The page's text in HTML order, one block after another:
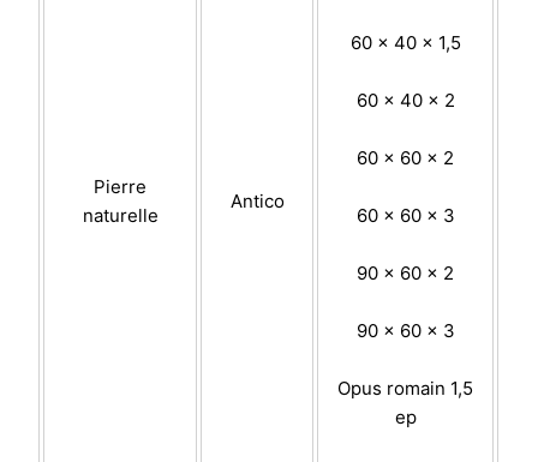
Pierre
naturelle
Antico
60 x 40 x 1,5
60 x 40 x 2
60 x 60 x 2
60 x 60 x 3
90 x 60 x 2
90 x 60 x 3
Opus romain 1,5
ep